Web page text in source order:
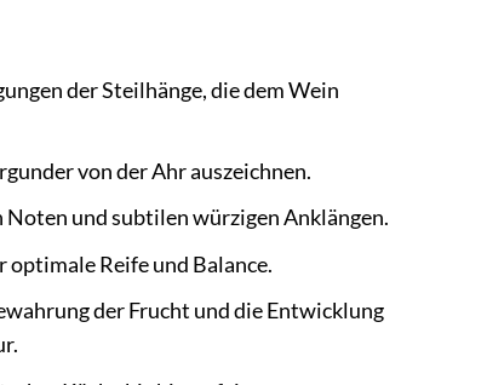
der Steilhänge, die dem Wein
von der Ahr auszeichnen.
und subtilen würzigen Anklängen.
Reife und Balance.
der Frucht und die Entwicklung